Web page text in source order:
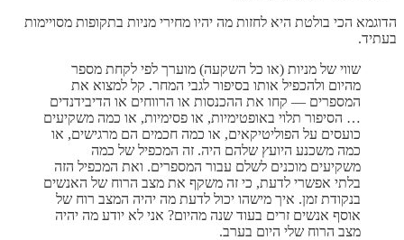
הדוגמא הכי בולטת היא לחזות מה יהיו מחירי מניות בתקופות מסויימות
בעתיד.
שווי של מניות (או כל השקעה) מוערך לפי לקחת מספר
מהיום ולהכפיל אותו בסיפור לגבי המחר. קל למצוא את
המספרים — קחו את ההכנסות או הרווחים או הדיבידנדים
… הסיפור תלוי באופטימיות, או פסימיות, או כמה משקיעים
כועסים על הפוליטיקאים, או כמה חכמים הם מרגישים, או
כמה משכנע היועץ שלהם היה. זה המכפיל של כמה
משקיעים מוכנים לשלם עבור המספרים. ואת המכפיל הזה
בלתי אפשרי לדעת, כי זה משקף את מצב הרוח של האנשים
בנקודת זמן. איך מישהו יכול לדעת מה יהיה המצב רוח של
אוסף אנשים זרים בעוד שנה מהיום? אני לא יודע מה יהיה
מצב הרוח שלי היום בערב.